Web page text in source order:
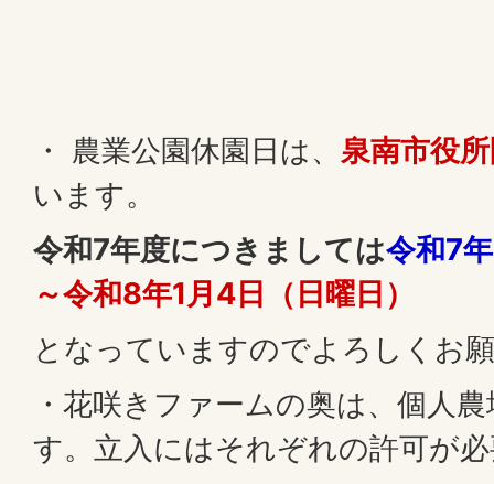
・ 農業公園休園日は、 泉南市役
います。
令和7年度につきましては令和7年
～令和8年1月4日（日曜日）
となっていますのでよろしくお
・花咲きファームの奥は、個人
す。立入にはそれぞれの許可が